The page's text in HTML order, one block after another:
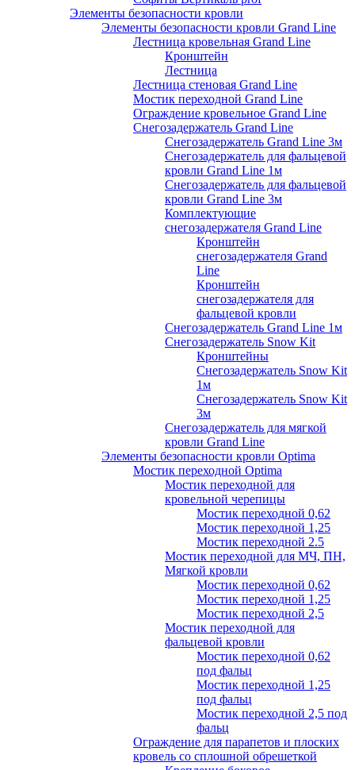
Элементы безопасности кровли
Элементы безопасности кровли Grand Line
Лестница кровельная Grand Line
Кронштейн
Лестница
Лестница стеновая Grand Line
Мостик переходной Grand Line
Ограждение кровельное Grand Line
Снегозадержатель Grand Line
Снегозадержатель Grand Line 3м
Снегозадержатель для фальцевой
кровли Grand Line 1м
Снегозадержатель для фальцевой
кровли Grand Line 3м
Комплектующие
снегозадержателя Grand Line
Кронштейн
снегозадержателя Grand
Line
Кронштейн
снегозадержателя для
фальцевой кровли
Снегозадержатель Grand Line 1м
Снегозадержатель Snow Kit
Кронштейны
Снегозадержатель Snow Kit
1м
Снегозадержатель Snow Kit
3м
Снегозадержатель для мягкой
кровли Grand Line
Элементы безопасности кровли Optima
Мостик переходной Optima
Мостик переходной для
кровельной черепицы
Мостик переходной 0,62
Мостик переходной 1,25
Мостик переходной 2.5
Мостик переходной для МЧ, ПН,
Мягкой кровли
Мостик переходной 0,62
Мостик переходной 1,25
Мостик переходной 2,5
Мостик переходной для
фальцевой кровли
Мостик переходной 0,62
под фальц
Мостик переходной 1,25
под фальц
Мостик переходной 2,5 под
фальц
Ограждение для парапетов и плоских
кровель со сплошной обрешеткой